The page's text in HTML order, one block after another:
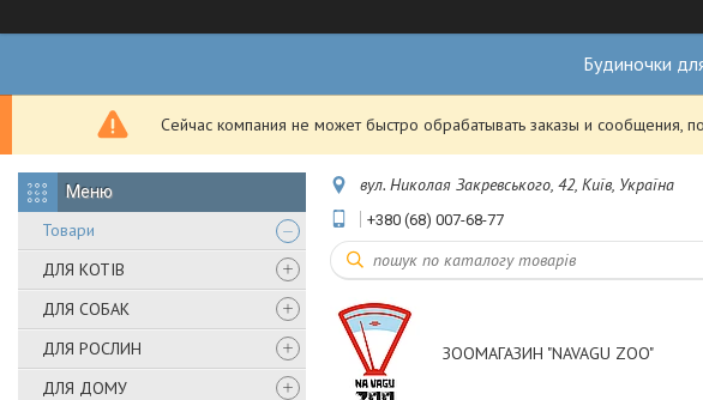
Будиночки
Сейчас компания не может быстро обрабатывать заказы и сообщения,
Товари
ДЛЯ КОТІВ
ДЛЯ СОБАК
ДЛЯ РОСЛИН
ДЛЯ ДОМУ
вул. Николая Закревського, 42, Київ, Україна
+380 (68) 007-68-77
ЗООМАГАЗИН "NAVAGU ZOO"